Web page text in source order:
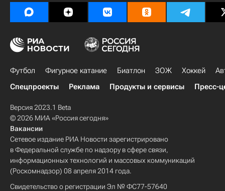
Футбол Фигурное катание Биатлон ЗОЖ Хоккей
Спецпроекты
Реклама Продукты и сервисы Пресс-
Версия 2023.1 Beta
© 2026 МИА «Россия сегодня»
Вакансии
Сетевое издание РИА Новости зарегистрировано
в Федеральной службе по надзору в сфере связи,
информационных технологий и массовых коммуникаций
(Роскомнадзор) 08 апреля 2014 года.
Свидетельство о регистрации Эл № ФС77-57640